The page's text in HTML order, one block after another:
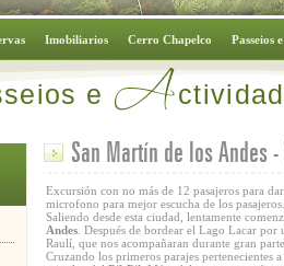
Imobiliarios Cerro Chapelco Passeios
e A
San Martín de los Andes
Excursión con no más de 12 pasajeros para
microfono para mejor escucha de los pasajeros.
Saliendo desde esta ciudad, lentamente
Andes . Después de bordear el Lago Lacar
Raulí, que nos acompañaran durante gran
Cruzando los primeros parajes pertenecientes